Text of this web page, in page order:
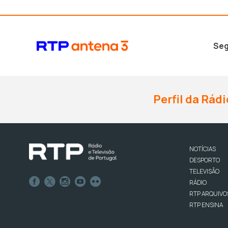
Perfil da
NOTÍCIAS
DESPORTO
TELEVISÃO
RÁDIO
RTP
RTP ENSINA